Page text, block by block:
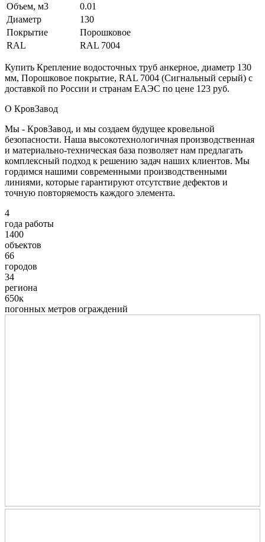
Объем, м3
0.01
Диаметр
130
Покрытие
Порошковое
RAL
RAL 7004
Купить Крепление водосточных труб анкерное, диаметр 130
мм, Порошковое покрытие, RAL 7004 (Сигнальный серый) с
доставкой по России и странам ЕАЭС по цене 123 руб.
О КровЗавод
Мы - КровЗавод, и мы создаем будущее кровельной
безопасности. Наша высокотехнологичная производственная
и материально-техническая база позволяет нам предлагать
комплексный подход к решению задач наших клиентов. Мы
гордимся нашими современными производственными
линиями, которые гарантируют отсутствие дефектов и
точную повторяемость каждого элемента.
4
года работы
1400
объектов
66
городов
34
региона
650к
погонных метров ограждений